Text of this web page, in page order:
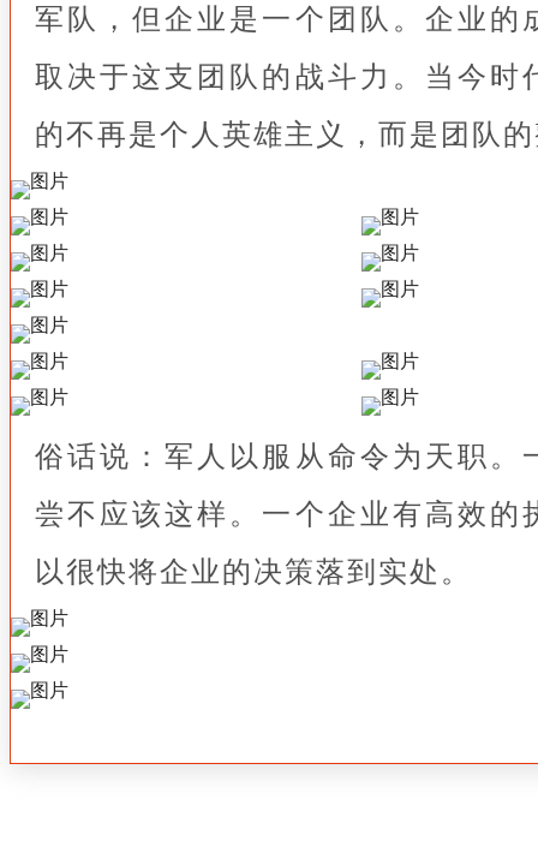
军队，但企业是一个团队。企业的
取决于这支团队的战斗力。当今时
的不再是个人英雄主义，而是团队
俗话说：军人以服从命令为天职。
尝不应该这样。一个企业有高效的
以很快将企业的决策落到实处。